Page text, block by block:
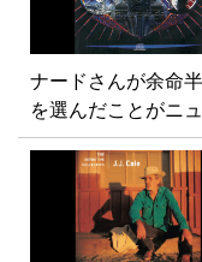
ナードさんが余命
を選んだことがニ